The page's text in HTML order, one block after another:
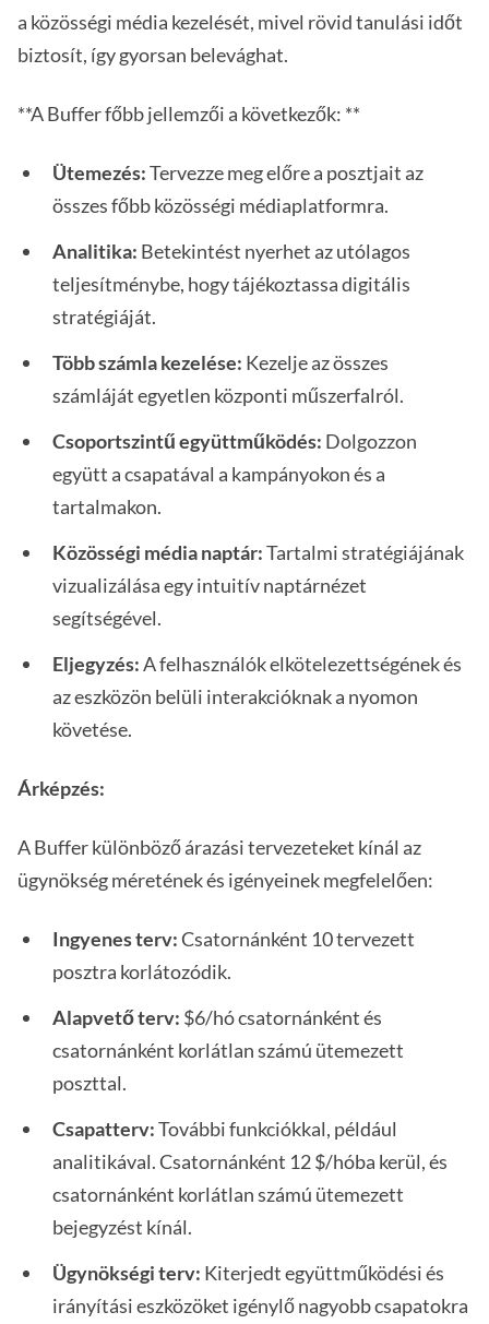
a közösségi média kezelését, mivel rövid tanulási időt
biztosít, így gyorsan belevághat.
**A Buffer főbb jellemzői a következők: **
Ütemezés:Tervezze meg előre a posztjait az
összes főbb közösségi médiaplatformra.
Analitika: Betekintést nyerhet az utólagos
teljesítménybe, hogy tájékoztassa digitális
stratégiáját.
Több számla kezelése: Kezelje az összes
számláját egyetlen központi műszerfalról.
Csoportszintű együttműködés: Dolgozzon
együtt a csapatával a kampányokon és a
tartalmakon.
Közösségi média naptár:Tartalmi stratégiájának
vizualizálása egy intuitív naptárnézet
segítségével.
Eljegyzés:A felhasználók elkötelezettségének és
az eszközön belüli interakcióknak a nyomon
követése.
Árképzés:
A Buffer különböző árazási tervezeteket kínál az
ügynökség méretének és igényeinek megfelelően:
Ingyenes terv:Csatornánként 10 tervezett
posztra korlátozódik.
Alapvető terv: $6/hó csatornánként és
csatornánként korlátlan számú ütemezett
poszttal.
Csapatterv:További funkciókkal, például
analitikával. Csatornánként 12 $/hóba kerül, és
csatornánként korlátlan számú ütemezett
bejegyzést kínál.
Ügynökségi terv: Kiterjedt együttműködési és
irányítási eszközöket igénylő nagyobb csapatokra